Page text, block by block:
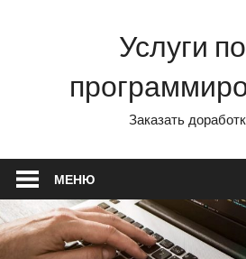
Услуги
Заказать
МЕНЮ